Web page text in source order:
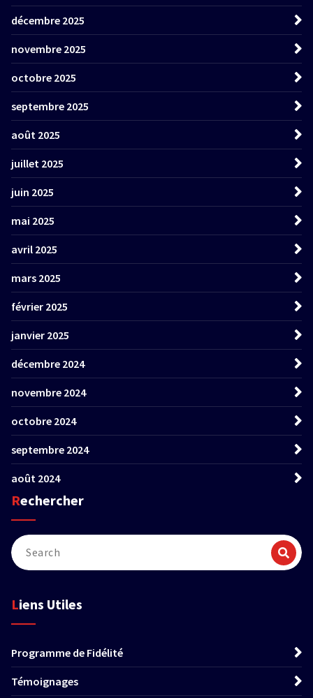
décembre 2025
novembre 2025
octobre 2025
septembre 2025
août 2025
juillet 2025
juin 2025
mai 2025
avril 2025
mars 2025
février 2025
janvier 2025
décembre 2024
novembre 2024
octobre 2024
septembre 2024
août 2024
Rechercher
Liens Utiles
Programme de Fidélité
Témoignages